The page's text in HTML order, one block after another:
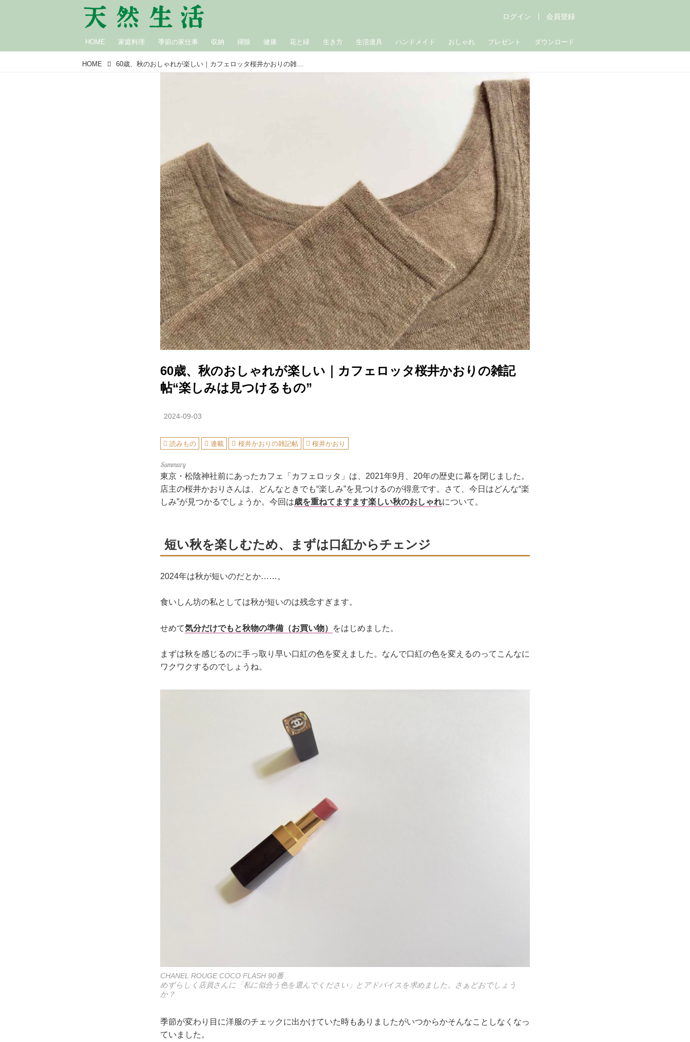
HOME 家庭料理 季節の家仕事 収納 掃除 健康 花と緑 生き方 生活道具 ハンドメイド おしゃれ プレゼント ダウンロード
ログイン 会員登録
HOME 60歳、秋のおしゃれが楽しい｜カフェロッタ桜井かおりの雑記帖“楽しみは見つけるもの”
60歳、秋のおしゃれが楽しい｜カフェロッタ桜井かおりの雑記
帖“楽しみは見つけるもの”
2024-09-03
読みもの 連載 桜井かおりの雑記帖 桜井かおり
東京・松陰神社前にあったカフェ「カフェロッタ」は、2021年9月、20年の歴史に幕を閉じました。
店主の桜井かおりさんは、どんなときでも“楽しみ”を見つけるのが得意です。さて、今日はどんな“楽
しみ”が見つかるでしょうか。今回は歳を重ねてますます楽しい秋のおしゃれについて。
短い秋を楽しむため、まずは口紅からチェンジ
2024年は秋が短いのだとか……。
食いしん坊の私としては秋が短いのは残念すぎます。
せめて気分だけでもと秋物の準備（お買い物） をはじめました。
まずは秋を感じるのに手っ取り早い口紅の色を変えました。なんで口紅の色を変えるのってこんなに
ワクワクするのでしょうね。
CHANEL ROUGE COCO FLASH 90番
めずらしく店員さんに「私に似合う色を選んでください」とアドバイスを求めました。さぁどおでしょう
か？
季節が変わり目に洋服のチェックに出かけていた時もありましたがいつからかそんなことしなくなっ
ていました。